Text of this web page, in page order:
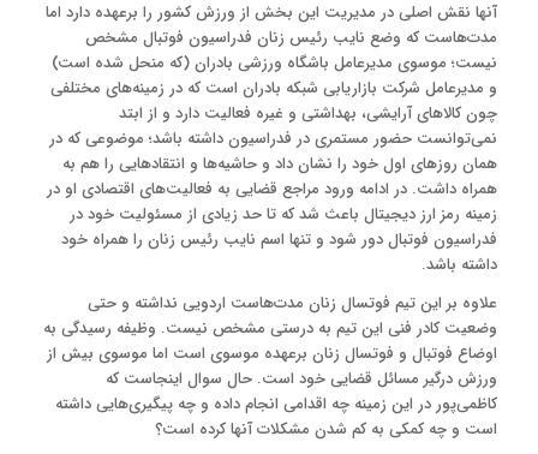
آنها نقش اصلی در مدیریت این بخش از ورزش کشور را برعهده دارد اما
مدت‌هاست که وضع نایب رئیس زنان فدراسیون فوتبال مشخص
نیست؛ موسوی مدیرعامل باشگاه ورزشی بادران (که منحل شده است)
و مدیرعامل شرکت بازاریابی شبکه بادران است که در زمینه‌های مختلفی
چون کالاهای آرایشی، بهداشتی و غیره فعالیت دارد و از ابتد
نمی‌توانست حضور مستمری در فدراسیون داشته باشد؛ موضوعی که در
همان روزهای اول خود را نشان داد و حاشیه‌ها و انتقادهایی را هم به
همراه داشت. در ادامه ورود مراجع قضایی به فعالیت‌های اقتصادی او در
زمینه رمز ارز دیجیتال باعث شد که تا حد زیادی از مسئولیت خود در
فدراسیون فوتبال دور شود و تنها اسم نایب رئیس زنان را همراه خود
داشته باشد.
علاوه بر این تیم فوتسال زنان مدت‌هاست اردویی نداشته و حتی
وضعیت کادر فنی این تیم به درستی مشخص نیست. وظیفه رسیدگی به
اوضاع فوتبال و فوتسال زنان برعهده موسوی است اما موسوی بیش از
ورزش درگیر مسائل قضایی خود است. حال سوال اینجاست که
کاظمی‌پور در این زمینه چه اقدامی انجام داده و چه پیگیری‌هایی داشته
است و چه کمکی به کم شدن مشکلات آنها کرده است؟